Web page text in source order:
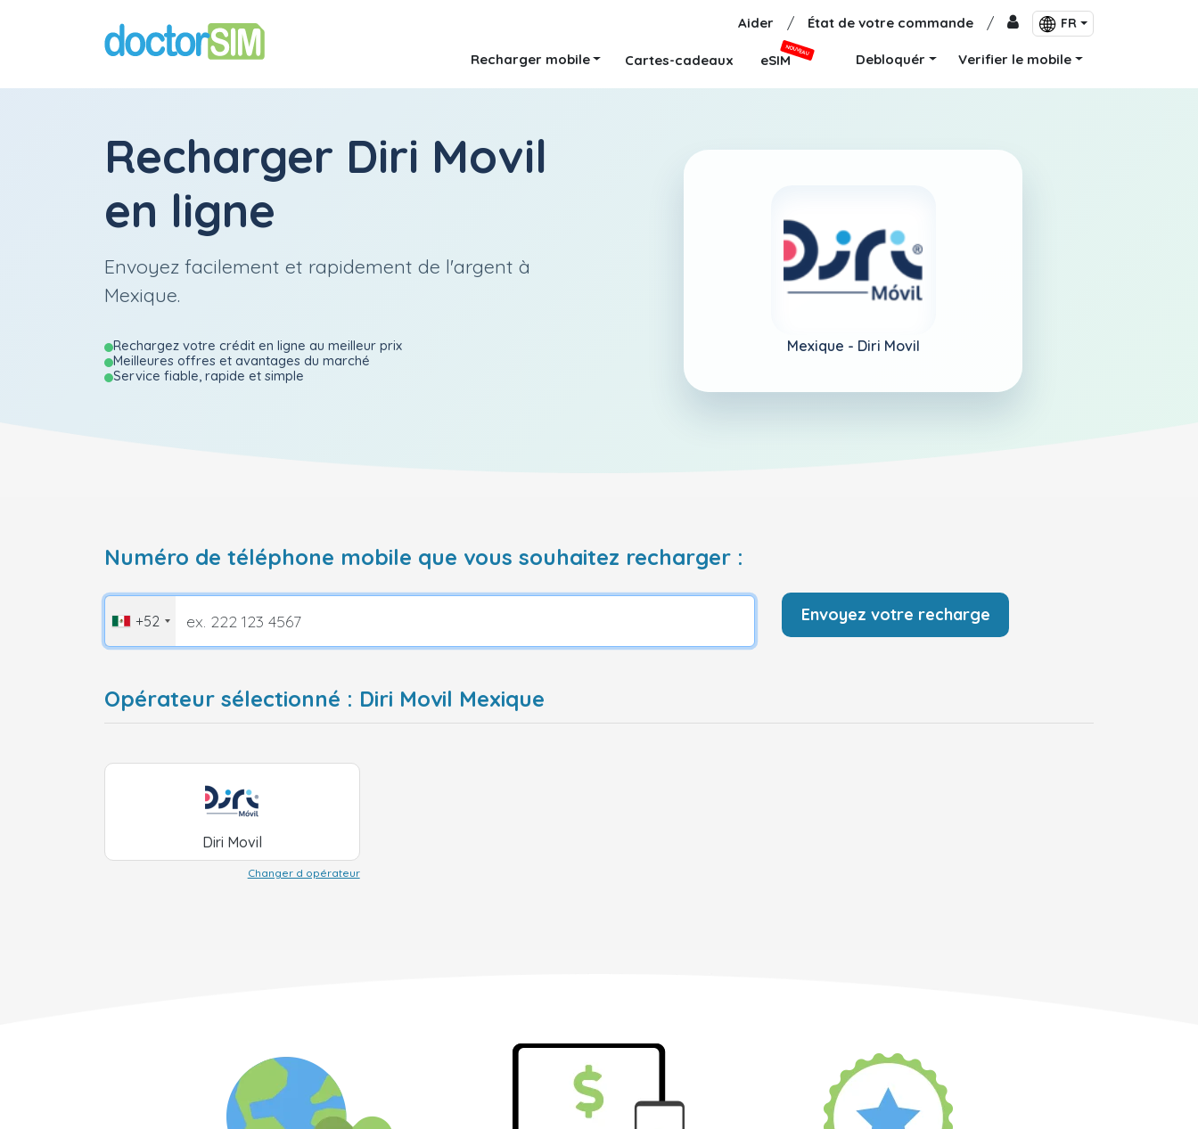
Aider / État de votre commande / FR
Recharger mobile Cartes-cadeaux eSIM
NOUVEAU
Debloquér Verifier le mobile
Recharger Diri Movil
en ligne
Envoyez facilement et rapidement de l'argent à
Mexique.
Rechargez votre crédit en ligne au meilleur prix
Meilleures offres et avantages du marché
Service fiable, rapide et simple
Mexique - Diri Movil
Numéro de téléphone mobile que vous souhaitez recharger :
+52 Envoyez votre recharge
Opérateur sélectionné : Diri Movil Mexique
Diri Movil
Changer d opérateur